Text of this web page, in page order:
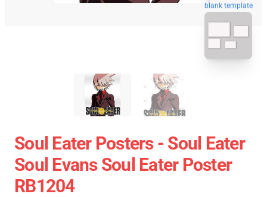
blank template
Soul Eater Posters - Soul Eater
Soul Evans Soul Eater Poster
RB1204